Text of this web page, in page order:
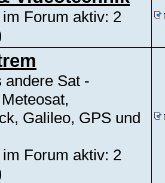
Forum aktiv: 2
andere Sat -
Galileo, GPS und
Forum aktiv: 2